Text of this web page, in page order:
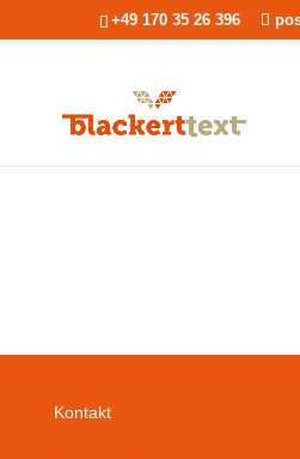
+49 170 35 26 396
Kontakt